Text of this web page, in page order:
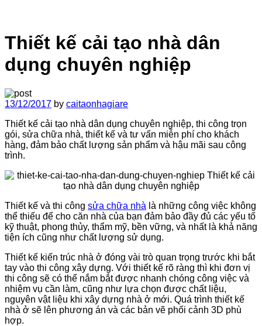
Thiết kế cải tạo nhà dân
dụng chuyên nghiệp
13/12/2017 by caitaonhagiare
Thiết kế cải tạo nhà dân dụng chuyên nghiệp, thi công trọn
gói, sửa chữa nhà, thiết kế và tư vấn miễn phí cho khách
hàng, đảm bảo chất lượng sản phẩm và hậu mãi sau công
trình.
Thiết kế và thi công sửa chữa nhà là những công việc không
thể thiếu để cho căn nhà của bạn đảm bảo đầy đủ các yếu tố
kỹ thuật, phong thủy, thẩm mỹ, bền vững, và nhất là khả năng
tiện ích cũng như chất lượng sử dụng.
Thiết kế kiến trúc nhà ở đóng vài trò quan trọng trước khi bắt
tay vào thi công xây dựng. Với thiết kế rõ ràng thì khi đơn vị
thi công sẽ có thể nắm bắt được nhanh chóng công việc và
nhiệm vụ cần làm, cũng như lựa chọn được chất liệu,
nguyên vật liệu khi xây dựng nhà ở mới. Quá trình thiết kế
nhà ở sẽ lên phương án và các bản vẽ phối cảnh 3D phù
hợp.